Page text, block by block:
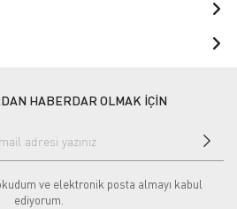
HABERDAR OLMAK İÇİN
ve elektronik posta almayı kabul
ediyorum.